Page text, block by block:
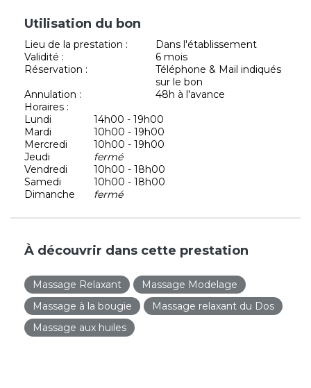
Utilisation du bon
Lieu de la prestation :
Dans l'établissement
Validité :
6 mois
Réservation :
Téléphone & Mail indiqués
sur le bon
Annulation :
48h à l'avance
Horaires :
Lundi
14h00 - 19h00
Mardi
10h00 - 19h00
Mercredi
10h00 - 19h00
Jeudi
fermé
Vendredi
10h00 - 18h00
Samedi
10h00 - 18h00
Dimanche
fermé
À découvrir dans cette prestation
Massage Relaxant
Massage Modelage
Massage à la bougie
Massage relaxant du Dos
Massage aux huiles